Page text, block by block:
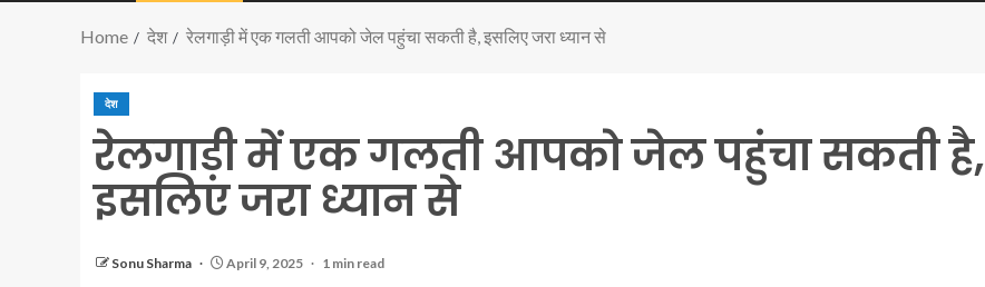
Home देश रेलगाड़ी में एक गलती आपको जेल पहुंचा सकती है, इसलिए जरा ध्यान से
देश
रेलगाड़ी में एक गलती आपको जेल पहुंचा सकती है,
इसलिए जरा ध्यान से
Sonu Sharma April 9, 2025 1 min read